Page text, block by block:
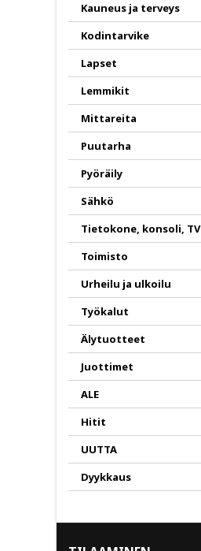
Kauneus ja terveys
Kodintarvike
Lapset
Lemmikit
Mittareita
Puutarha
Pyöräily
Sähkö
Tietokone, konsoli, TV
Toimisto
Urheilu ja ulkoilu
Työkalut
Älytuotteet
Juottimet
ALE
Hitit
UUTTA
Dyykkaus